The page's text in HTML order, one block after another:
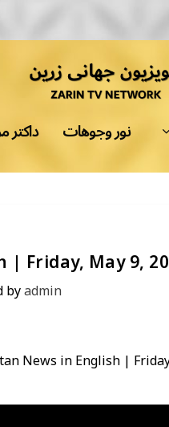
نور وجوهات داکتر
Friday, May 9,
byadmin